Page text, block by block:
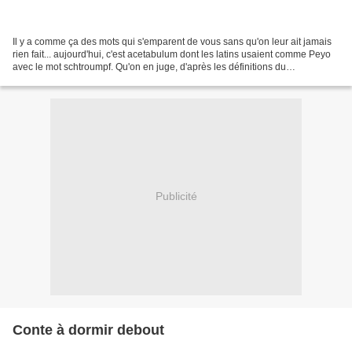
Il y a comme ça des mots qui s'emparent de vous sans qu'on leur ait jamais
rien fait... aujourd'hui, c'est acetabulum dont les latins usaient comme Peyo
avec le mot schtroumpf. Qu'on en juge, d'après les définitions du
Publicité
Conte à dormir debout